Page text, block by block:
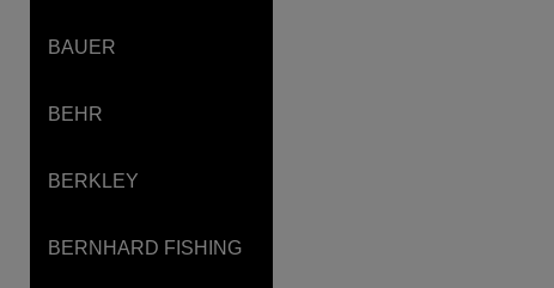
BAUER
BEHR
BERKLEY
BERNHARD FISHING